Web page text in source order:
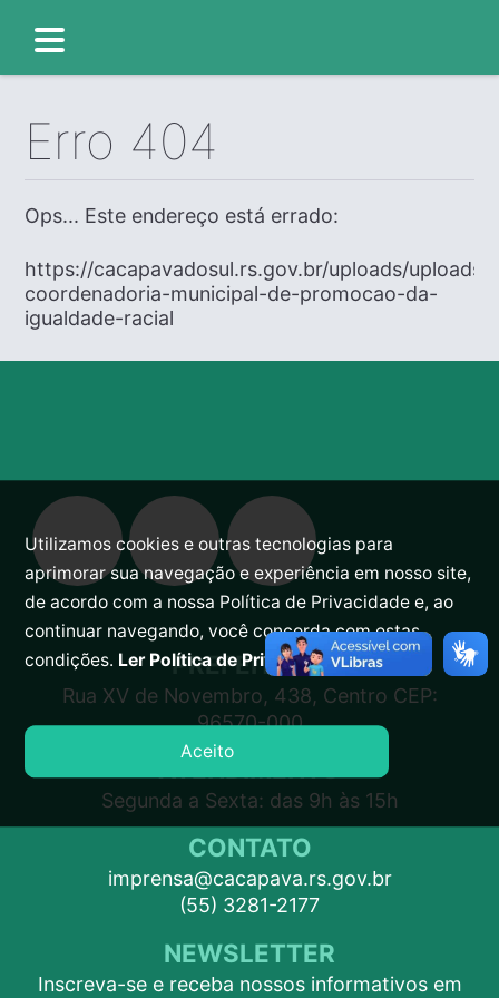
Erro 404
Ops... Este endereço está errado:
https://cacapavadosul.rs.gov.br/uploads/uploads/
coordenadoria-municipal-de-promocao-da-
igualdade-racial
PREFEITURA
Rua XV de Novembro, 438, Centro CEP:
96570-000
Segunda a Sexta: das 9h às 15h
CONTATO
imprensa@cacapava.rs.gov.br
(55) 3281-2177
NEWSLETTER
Inscreva-se e receba nossos informativos em
Utilizamos cookies e outras tecnologias para
aprimorar sua navegação e experiência em nosso site,
de acordo com a nossa Política de Privacidade e, ao
continuar navegando, você concorda com estas
condições. Ler Política de Privacidade.
Aceito